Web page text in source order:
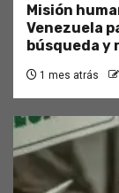
Misión
Venezuela
búsqueda y
1 mes atrás